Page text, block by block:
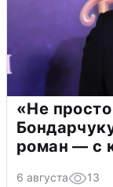
«Не
роман — с
6 августа 13